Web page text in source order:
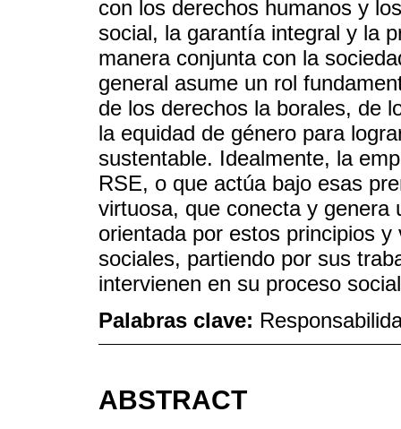
con los derechos humanos y
social, la garantía integral y la
manera conjunta con la
general asume un rol
de los derechos la borales, de
la equidad de género para
sustentable. Idealmente, la
RSE, o que actúa bajo esas
virtuosa, que conecta y genera
orientada por estos principios
sociales, partiendo por sus
intervienen en su proceso
Palabras clave:
ABSTRACT